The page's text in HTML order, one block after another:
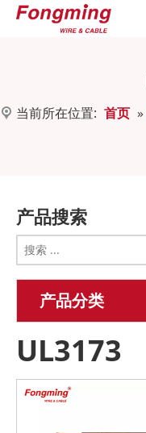
当前所在位置: 首页 »
产品搜索
产品分类
UL3173